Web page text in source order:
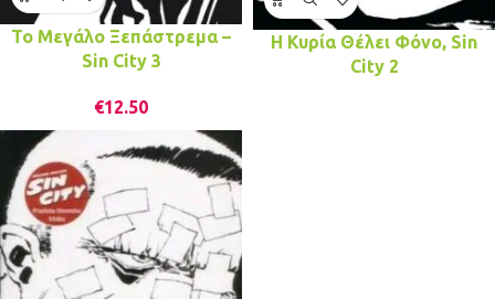
Το Μεγάλο Ξεπάστρεμα –
Sin City 3
€12.50
Η Κυρία Θέλει Φόνο, Sin
City 2